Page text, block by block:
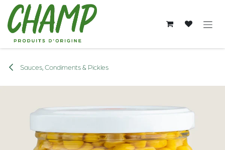
Se rendre au contenu
Sauces, Condiments & Pickles